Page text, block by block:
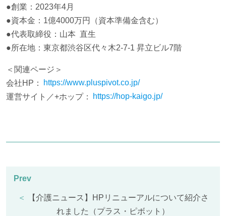
●創業：2023年4月
●資本金：1億4000万円（資本準備金含む）
●代表取締役：山本 直生
●所在地：東京都渋谷区代々木2-7-1 昇立ビル7階
＜関連ページ＞
会社HP：
https://www.pluspivot.co.jp/
運営サイト／+ホップ：
https://hop-kaigo.jp/
＜
【介護ニュース】HPリニューアルについて紹介さ
れました（プラス・ピボット）